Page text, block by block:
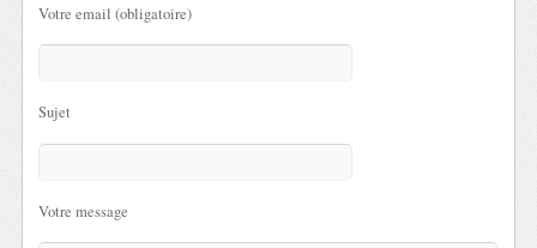
Votre email (obligatoire)
Sujet
Votre message